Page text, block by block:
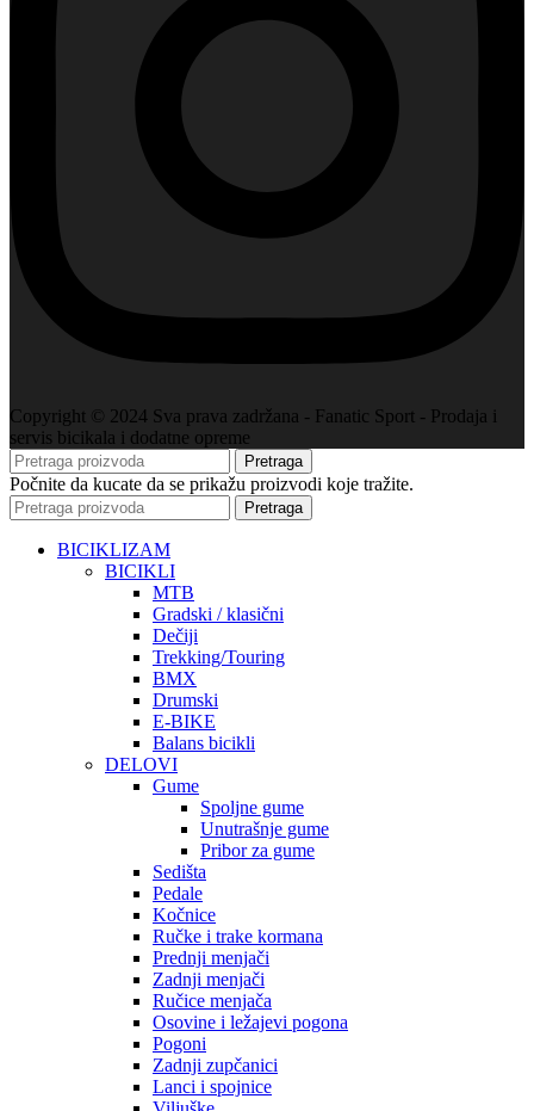
Copyright © 2024 Sva prava zadržana - Fanatic Sport - Prodaja i
servis bicikala i dodatne opreme
Pretraga
Počnite da kucate da se prikažu proizvodi koje tražite.
Pretraga
BICIKLIZAM
BICIKLI
MTB
Gradski / klasični
Dečiji
Trekking/Touring
BMX
Drumski
E-BIKE
Balans bicikli
DELOVI
Gume
Spoljne gume
Unutrašnje gume
Pribor za gume
Sedišta
Pedale
Kočnice
Ručke i trake kormana
Prednji menjači
Zadnji menjači
Ručice menjača
Osovine i ležajevi pogona
Pogoni
Zadnji zupčanici
Lanci i spojnice